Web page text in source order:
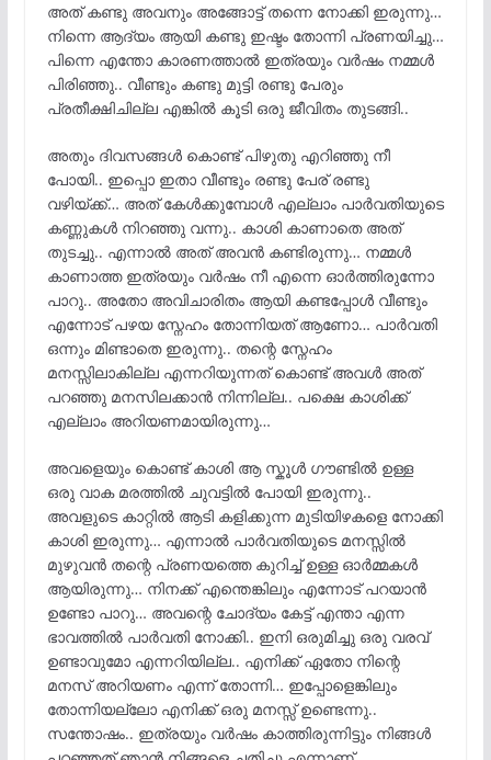
അത് കണ്ടു അവനും അങ്ങോട്ട്‌ തന്നെ നോക്കി ഇരുന്നു…
നിന്നെ ആദ്യം ആയി കണ്ടു ഇഷ്ടം തോന്നി പ്രണയിച്ചു…
പിന്നെ എന്തോ കാരണത്താൽ ഇത്രയും വർഷം നമ്മൾ
പിരിഞ്ഞു.. വീണ്ടും കണ്ടു മുട്ടി രണ്ടു പേരും
പ്രതീക്ഷിചില്ല എങ്കിൽ കൂടി ഒരു ജീവിതം തുടങ്ങി..
അതും ദിവസങ്ങൾ കൊണ്ട് പിഴുതു എറിഞ്ഞു നീ
പോയി.. ഇപ്പൊ ഇതാ വീണ്ടും രണ്ടു പേര് രണ്ടു
വഴിയ്ക്ക്… അത് കേൾക്കുമ്പോൾ എല്ലാം പാർവതിയുടെ
കണ്ണുകൾ നിറഞ്ഞു വന്നു.. കാശി കാണാതെ അത്
തുടച്ചു.. എന്നാൽ അത് അവൻ കണ്ടിരുന്നു… നമ്മൾ
കാണാത്ത ഇത്രയും വർഷം നീ എന്നെ ഓർത്തിരുന്നോ
പാറു.. അതോ അവിചാരിതം ആയി കണ്ടപ്പോൾ വീണ്ടും
എന്നോട് പഴയ സ്നേഹം തോന്നിയത് ആണോ… പാർവതി
ഒന്നും മിണ്ടാതെ ഇരുന്നു.. തന്റെ സ്നേഹം
മനസ്സിലാകില്ല എന്നറിയുന്നത് കൊണ്ട് അവൾ അത്
പറഞ്ഞു മനസിലക്കാൻ നിന്നില്ല.. പക്ഷെ കാശിക്ക്
എല്ലാം അറിയണമായിരുന്നു…
അവളെയും കൊണ്ട് കാശി ആ സ്കൂൾ ഗൗണ്ടിൽ ഉള്ള
ഒരു വാക മരത്തിൽ ചുവട്ടിൽ പോയി ഇരുന്നു..
അവളുടെ കാറ്റിൽ ആടി കളിക്കുന്ന മുടിയിഴകളെ നോക്കി
കാശി ഇരുന്നു… എന്നാൽ പാർവതിയുടെ മനസ്സിൽ
മുഴുവൻ തന്റെ പ്രണയത്തെ കുറിച്ച് ഉള്ള ഓർമ്മകൾ
ആയിരുന്നു… നിനക്ക് എന്തെങ്കിലും എന്നോട് പറയാൻ
ഉണ്ടോ പാറു… അവന്റെ ചോദ്യം കേട്ട് എന്താ എന്ന
ഭാവത്തിൽ പാർവതി നോക്കി.. ഇനി ഒരുമിച്ചു ഒരു വരവ്
ഉണ്ടാവുമോ എന്നറിയില്ല.. എനിക്ക് ഏതോ നിന്റെ
മനസ് അറിയണം എന്ന് തോന്നി… ഇപ്പോളെങ്കിലും
തോന്നിയല്ലോ എനിക്ക് ഒരു മനസ്സ് ഉണ്ടെന്നു..
സന്തോഷം.. ഇത്രയും വർഷം കാത്തിരുന്നിട്ടും നിങ്ങൾ